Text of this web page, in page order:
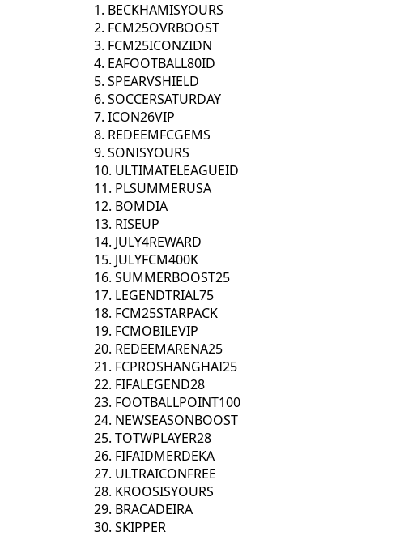
BECKHAMISYOURS
FCM25OVRBOOST
FCM25ICONZIDN
EAFOOTBALL80ID
SPEARVSHIELD
SOCCERSATURDAY
ICON26VIP
REDEEMFCGEMS
SONISYOURS
ULTIMATELEAGUEID
PLSUMMERUSA
BOMDIA
RISEUP
JULY4REWARD
JULYFCM400K
SUMMERBOOST25
LEGENDTRIAL75
FCM25STARPACK
FCMOBILEVIP
REDEEMARENA25
FCPROSHANGHAI25
FIFALEGEND28
FOOTBALLPOINT100
NEWSEASONBOOST
TOTWPLAYER28
FIFAIDMERDEKA
ULTRAICONFREE
KROOSISYOURS
BRACADEIRA
SKIPPER